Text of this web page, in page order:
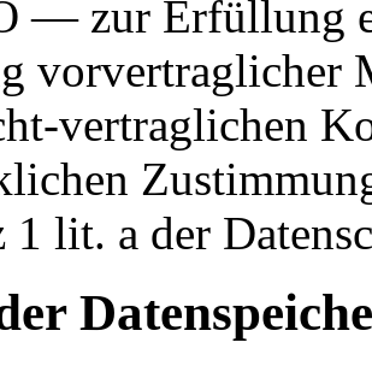
— zur Erfüllung
vorvertraglicher
vertraglichen
1 lit. a der